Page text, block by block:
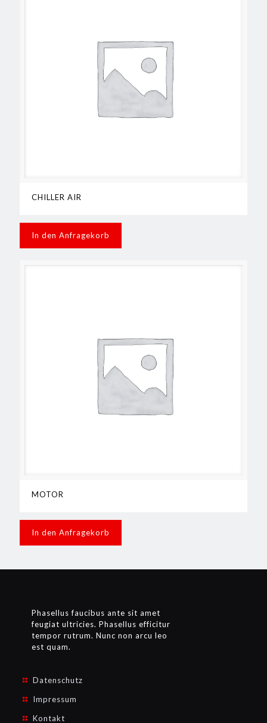
CHILLER AIR
In den Anfragekorb
MOTOR
In den Anfragekorb
Phasellus faucibus ante sit amet
feugiat ultricies. Phasellus efficitur
tempor rutrum. Nunc non arcu leo
est quam.
Datenschutz
Impressum
Kontakt